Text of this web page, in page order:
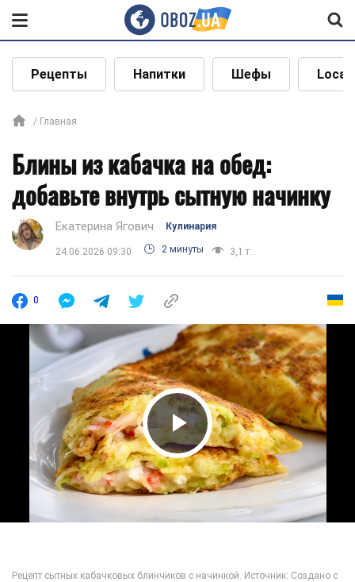
Рецепты Напитки Шефы Local
Главная
Блины из кабачка на обед:
добавьте внутрь сытную начинку
Екатерина Ягович Кулинария
24.06.2026 09:30 2 минуты 3,1 т.
0
Play Video